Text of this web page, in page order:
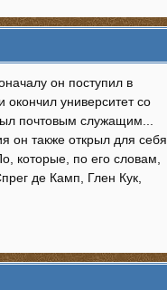
он поступил в
университет со
почтовым служащим...
он также открыл для себя
которые, по его словам,
де Камп, Глен Кук,